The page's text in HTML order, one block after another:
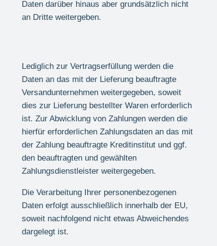
Daten darüber hinaus aber grundsätzlich nicht
an Dritte weitergeben.
Lediglich zur Vertragserfüllung werden die
Daten an das mit der Lieferung beauftragte
Versandunternehmen weitergegeben, soweit
dies zur Lieferung bestellter Waren erforderlich
ist. Zur Abwicklung von Zahlungen werden die
hierfür erforderlichen Zahlungsdaten an das mit
der Zahlung beauftragte Kreditinstitut und ggf.
den beauftragten und gewählten
Zahlungsdienstleister weitergegeben.
Die Verarbeitung Ihrer personenbezogenen
Daten erfolgt ausschließlich innerhalb der EU,
soweit nachfolgend nicht etwas Abweichendes
dargelegt ist.